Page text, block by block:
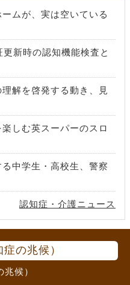
ムが、実は空いている
新時の認知機能検査と
解を啓発する動き、見
しむ英スーパーのスロ
中学生・高校生、警察
認知症・介護ニュース
の兆候）
候）